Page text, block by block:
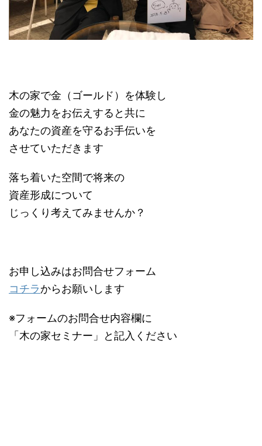
木の家で金（ゴールド）を体験し
金の魅力をお伝えすると共に
あなたの資産を守るお手伝いを
させていただきます
落ち着いた空間で将来の
資産形成について
じっくり考えてみませんか？
お申し込みはお問合せフォーム
コチラからお願いします
※フォームのお問合せ内容欄に
「木の家セミナー」と記入ください